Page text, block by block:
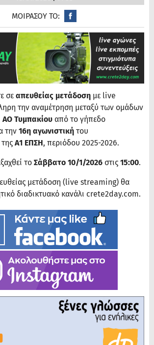
ΜΟΙΡΑΣΟΥ ΤΟ:
σε απευθείας μετάδοση με live
την αναμέτρηση μεταξύ των ομάδων
ΑΟ Τυμπακίου από το γήπεδο
την 16η αγωνιστική του
Α1 ΕΠΣΗ, περιόδου 2025-2026.
το Σάββατο 10/1/2026 στις 15:00.
μετάδοση (live streaming) θα
διαδικτυακό κανάλι crete2day.com.